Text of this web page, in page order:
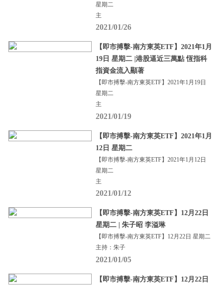
星期二
主
2021/01/26
【即市搏擊-南方東英ETF】2021年1月
19日 星期二 |港股逼近三萬點 恆指科
指資金流入顯著
【即市搏擊-南方東英ETF】2021年1月19日
星期二
主
2021/01/19
【即市搏擊-南方東英ETF】2021年1月
12日 星期二
【即市搏擊-南方東英ETF】2021年1月12日
星期二
主
2021/01/12
【即市搏擊-南方東英ETF】12月22日
星期二 | 朱子昭 李溢琳
【即市搏擊-南方東英ETF】12月22日 星期二
主持：朱子
2021/01/05
【即市搏擊-南方東英ETF】12月22日